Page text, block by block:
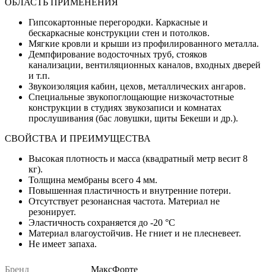
ОБЛАСТЬ ПРИМЕНЕНИЯ
Гипсокартонные перегородки. Каркасные и
бескаркасные конструкции стен и потолков.
Мягкие кровли и крыши из профилированного металла.
Демпфирование водосточных труб, стояков
канализации, вентиляционных каналов, входных дверей
и т.п.
Звукоизоляция кабин, цехов, металлических ангаров.
Специальные звукопоглощающие низкочастотные
конструкции в студиях звукозаписи и комнатах
прослушивания (бас ловушки, щиты Бекеши и др.).
СВОЙСТВА И ПРЕИМУЩЕСТВА
Высокая плотность и масса (квадратный метр весит 8
кг).
Толщина мембраны всего 4 мм.
Повышенная пластичность и внутренние потери.
Отсутствует резонансная частота. Материал не
резонирует.
Эластичность сохраняется до -20 °C
Материал влагоустойчив. Не гниет и не плесневеет.
Не имеет запаха.
Бренд
МаксФорте